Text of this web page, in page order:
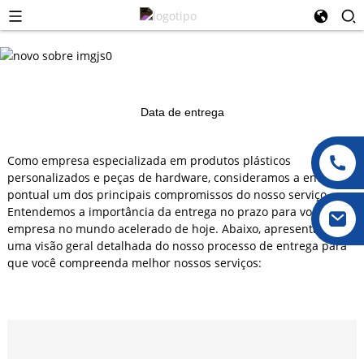
Data de entrega
Como empresa especializada em produtos plásticos
personalizados e peças de hardware, consideramos a entrega
pontual um dos principais compromissos do nosso serviço.
Entendemos a importância da entrega no prazo para você e sua
empresa no mundo acelerado de hoje. Abaixo, apresentamos
uma visão geral detalhada do nosso processo de entrega para
que você compreenda melhor nossos serviços: